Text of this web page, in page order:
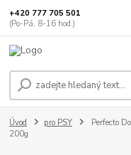
+420 777 705 501
(Po-Pá, 8-16 hod.)
Úvod pro PSY
Perfecto
200g